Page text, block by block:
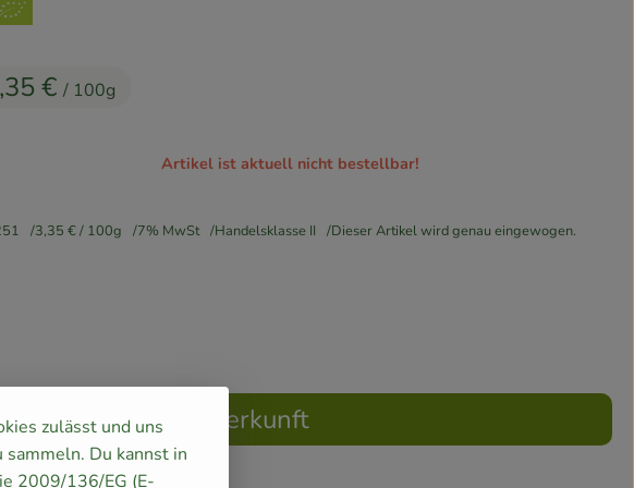
€ / 100g
Artikel ist aktuell nicht bestellbar!
3,35 € / 100g 7% MwSt Handelsklasse II Dieser Artikel wird genau eingewogen.
Herkunft
zulässt und uns
Du kannst in
2009/136/EG (E-